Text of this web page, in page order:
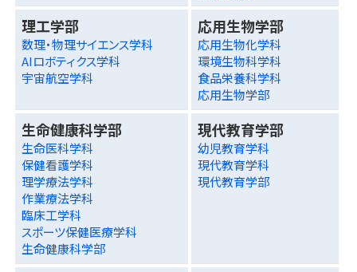
理工学部
数理・物理サイエンス学科
AIロボティクス学科
宇宙航空学科
応用生物学部
応用生物化学科
環境生物科学科
食品栄養科学科
応用生物学部
生命健康科学部
生命医科学科
保健看護学科
理学療法学科
作業療法学科
臨床工学科
スポーツ保健医療学科
生命健康科学部
現代教育学部
幼児教育学科
現代教育学科
現代教育学部